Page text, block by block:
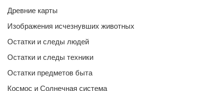
Древние карты
Изображения исчезнувших животных
Остатки и следы людей
Остатки и следы техники
Остатки предметов быта
Космос и Солнечная система